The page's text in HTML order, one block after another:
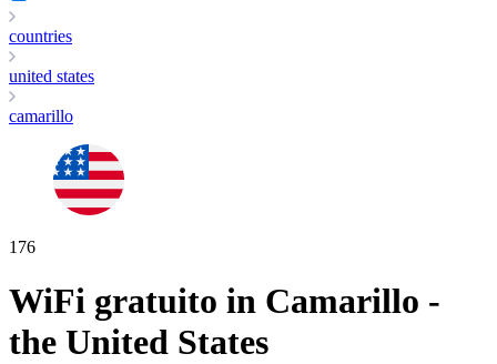
countries
united states
camarillo
176
WiFi gratuito in Camarillo -
the United States